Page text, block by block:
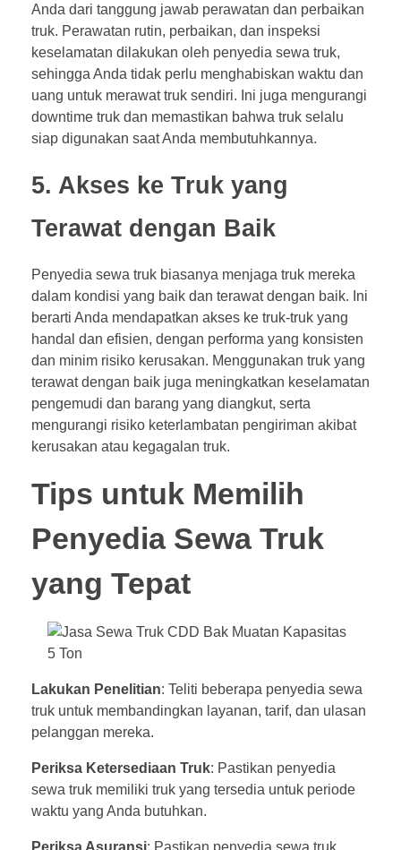
Anda dari tanggung jawab perawatan dan perbaikan
truk. Perawatan rutin, perbaikan, dan inspeksi
keselamatan dilakukan oleh penyedia sewa truk,
sehingga Anda tidak perlu menghabiskan waktu dan
uang untuk merawat truk sendiri. Ini juga mengurangi
downtime truk dan memastikan bahwa truk selalu
siap digunakan saat Anda membutuhkannya.
5. Akses ke Truk yang
Terawat dengan Baik
Penyedia sewa truk biasanya menjaga truk mereka
dalam kondisi yang baik dan terawat dengan baik. Ini
berarti Anda mendapatkan akses ke truk-truk yang
handal dan efisien, dengan performa yang konsisten
dan minim risiko kerusakan. Menggunakan truk yang
terawat dengan baik juga meningkatkan keselamatan
pengemudi dan barang yang diangkut, serta
mengurangi risiko keterlambatan pengiriman akibat
kerusakan atau kegagalan truk.
Tips untuk Memilih
Penyedia Sewa Truk
yang Tepat
Lakukan Penelitian: Teliti beberapa penyedia sewa
truk untuk membandingkan layanan, tarif, dan ulasan
pelanggan mereka.
Periksa Ketersediaan Truk: Pastikan penyedia
sewa truk memiliki truk yang tersedia untuk periode
waktu yang Anda butuhkan.
Periksa Asuransi: Pastikan penyedia sewa truk